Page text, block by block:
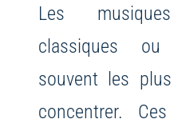
Les
classiques
souvent les
concentrer.